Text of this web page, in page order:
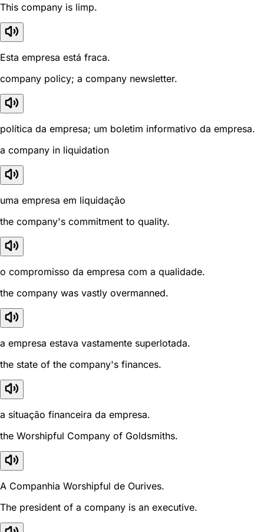
This company is limp.
Esta empresa está fraca.
company policy; a company newsletter.
política da empresa; um boletim informativo da empresa.
a company in liquidation
uma empresa em liquidação
the company's commitment to quality.
o compromisso da empresa com a qualidade.
the company was vastly overmanned.
a empresa estava vastamente superlotada.
the state of the company's finances.
a situação financeira da empresa.
the Worshipful Company of Goldsmiths.
A Companhia Worshipful de Ourives.
The president of a company is an executive.